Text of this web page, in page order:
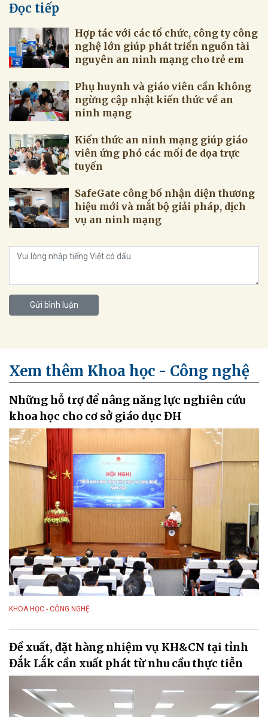
Đọc tiếp
Hợp tác với các tổ chức, công ty công
nghệ lớn giúp phát triển nguồn tài
nguyên an ninh mạng cho trẻ em
Phụ huynh và giáo viên cần không
ngừng cập nhật kiến thức về an
ninh mạng
Kiến thức an ninh mạng giúp giáo
viên ứng phó các mối đe dọa trực
tuyến
SafeGate công bố nhận diện thương
hiệu mới và mắt bộ giải pháp, dịch
vụ an ninh mạng
Gửi bình luận
Xem thêm Khoa học - Công nghệ
Những hỗ trợ để nâng năng lực nghiên cứu
khoa học cho cơ sở giáo dục ĐH
KHOA HỌC - CÔNG NGHỆ
Đề xuất, đặt hàng nhiệm vụ KH&CN tại tỉnh
Đắk Lắk cần xuất phát từ nhu cầu thực tiễn